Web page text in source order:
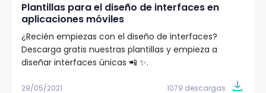
Plantillas para el diseño de interfaces en
aplicaciones móviles
¿Recién empiezas con el diseño de interfaces?
Descarga gratis nuestras plantillas y empieza a
diseñar interfaces únicas 📲 ✨.
29/05/2021 1079 descargas